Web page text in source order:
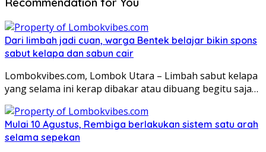
Dari limbah jadi cuan, warga Bentek belajar bikin spons
sabut kelapa dan sabun cair
Lombokvibes.com, Lombok Utara – Limbah sabut kelapa
yang selama ini kerap dibakar atau dibuang begitu saja…
Mulai 10 Agustus, Rembiga berlakukan sistem satu arah
selama sepekan